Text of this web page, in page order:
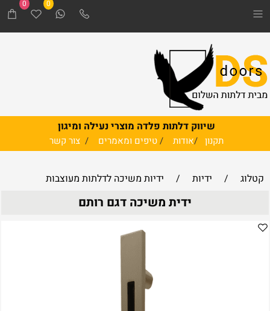
שיווק דלתות פלדה מוצרי נעילה ומיגון
תקנון /אודות /טיפים ומאמרים /צור קשר
0 0
קטלוג / ידיות / ידיות משיכה לדלתות מעוצבות
ידית משיכה דגם רותם